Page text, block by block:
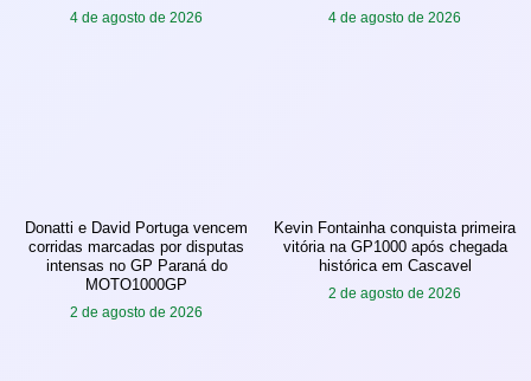
4 de agosto de 2026 4 de agosto de 2026
Donatti e David Portuga vencem
corridas marcadas por disputas
intensas no GP Paraná do
MOTO1000GP
2 de agosto de 2026
Kevin Fontainha conquista primeira
vitória na GP1000 após chegada
histórica em Cascavel
2 de agosto de 2026